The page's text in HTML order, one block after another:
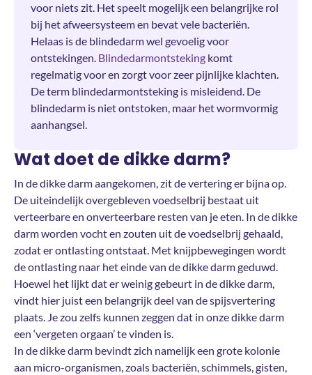
voor niets zit. Het speelt mogelijk een belangrijke rol
bij het afweersysteem en bevat vele bacteriën.
Helaas is de blindedarm wel gevoelig voor
ontstekingen. Blindedarmontsteking komt
regelmatig voor en zorgt voor zeer pijnlijke klachten.
De term blindedarmontsteking is misleidend. De
blindedarm is niet ontstoken, maar het wormvormig
aanhangsel.
Wat doet de dikke darm?
In de dikke darm aangekomen, zit de vertering er bijna op.
De uiteindelijk overgebleven voedselbrij bestaat uit
verteerbare en onverteerbare resten van je eten. In de dikke
darm worden vocht en zouten uit de voedselbrij gehaald,
zodat er ontlasting ontstaat. Met knijpbewegingen wordt
de ontlasting naar het einde van de dikke darm geduwd.
Hoewel het lijkt dat er weinig gebeurt in de dikke darm,
vindt hier juist een belangrijk deel van de spijsvertering
plaats. Je zou zelfs kunnen zeggen dat in onze dikke darm
een ‘vergeten orgaan’ te vinden is.
In de dikke darm bevindt zich namelijk een grote kolonie
aan micro-organismen, zoals bacteriën, schimmels, gisten,